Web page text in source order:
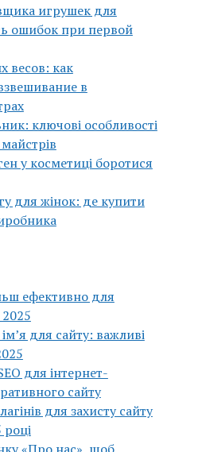
игрушек для
ошибок при первой
весов: как
в
ключові особливості
у косметиці боротися
для жінок: де купити
ефективно для
для сайту: важливі
для інтернет-
сайту
для захисту сайту
році